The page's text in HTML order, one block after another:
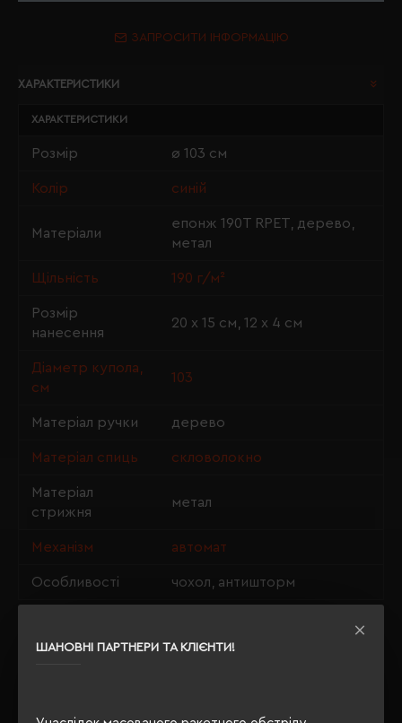
ШАНОВНІ ПАРТНЕРИ ТА КЛІЄНТИ!
ЗАПРОСИТИ ІНФОРМАЦІЮ
ХАРАКТЕРИСТИКИ
ХАРАКТЕРИСТИКИ
Розмір ø 103 см
Колір синій
Матеріали
епонж 190T RPET, дерево,
метал
Щільність 190 г/м²
Розмір
нанесення
20 х 15 см, 12 х 4 см
Діаметр купола,
см
103
Матеріал ручки дерево
Матеріал спиць скловолокно
Матеріал
стрижня
метал
Механізм автомат
Особливості чохол, антишторм